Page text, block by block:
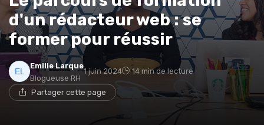
d'un rédacteur web : se
former pour réussir
Emilie Larque
Blogueuse RH
1 juin 2024 14 min de lecture
Partager cette page